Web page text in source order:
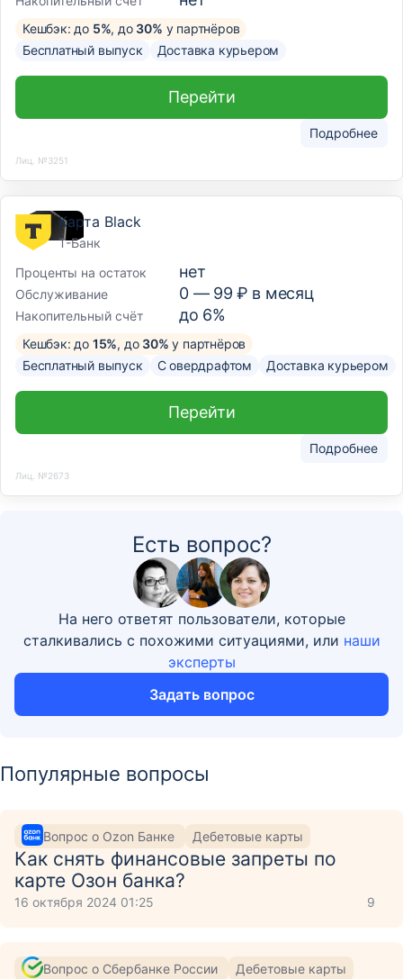
Кешбэк: до 5%, до 30% у партнёров
Бесплатный выпуск
Доставка курьером
Подробнее
Перейти
Лиц. №3251
Карта Black
Т-Банк
Проценты на остаток
нет
Обслуживание 0 — 99₽ в месяц
Накопительный счёт до 6%
Кешбэк: до 15%, до 30% у партнёров
Бесплатный выпуск
С овердрафтом Доставка курьером
Подробнее
Перейти
Лиц. №2673
Есть вопрос?
На него ответят пользователи, которые
сталкивались с похожими ситуациями, или наши
эксперты
Задать вопрос
Популярные вопросы
Вопрос о Ozon Банке Дебетовые карты
Как снять финансовые запреты по
карте Озон банка?
16 октября 2024 01:25 9
Вопрос о Сбербанке России Дебетовые карты